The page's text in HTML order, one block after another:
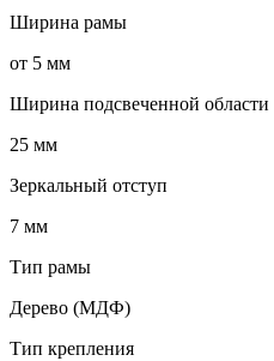
Ширина рамы
от 5 мм
Ширина подсвеченной области
25 мм
Зеркальный отступ
7 мм
Тип рамы
Дерево (МДФ)
Тип крепления